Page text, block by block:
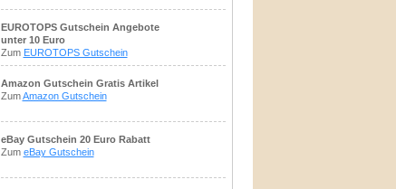
EUROTOPS Gutschein Angebote
unter 10 Euro
Zum EUROTOPS Gutschein
Amazon Gutschein Gratis Artikel
ZumAmazon Gutschein
eBay Gutschein 20 Euro Rabatt
Zum eBay Gutschein